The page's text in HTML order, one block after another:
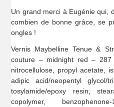
Un grand merci à Eugénie qui,
combien de bonne grâce, se
ongles !
Vernis Maybelline Tenue &
couture – midnight red – 287
nitrocellulose, propyl acetate,
adipic acid/neopentyl glycol/
tosylamide/epoxy resin,
copolymer,